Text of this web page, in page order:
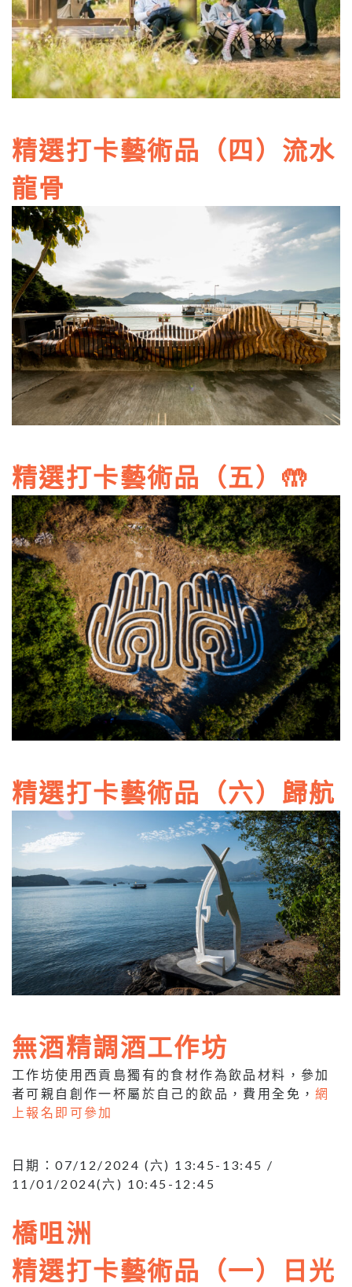
精選打卡藝術品（四）流水
龍骨
精選打卡藝術品（五）🤲
精選打卡藝術品（六）歸航
無酒精調酒工作坊
工作坊使用西貢島獨有的食材作為飲品材料，參加
者可親自創作一杯屬於自己的飲品，費用全免，網
上報名即可參加
日期：07/12/2024 (六) 13:45-13:45 /
11/01/2024(六) 10:45-12:45
橋咀洲
精選打卡藝術品（一）日光